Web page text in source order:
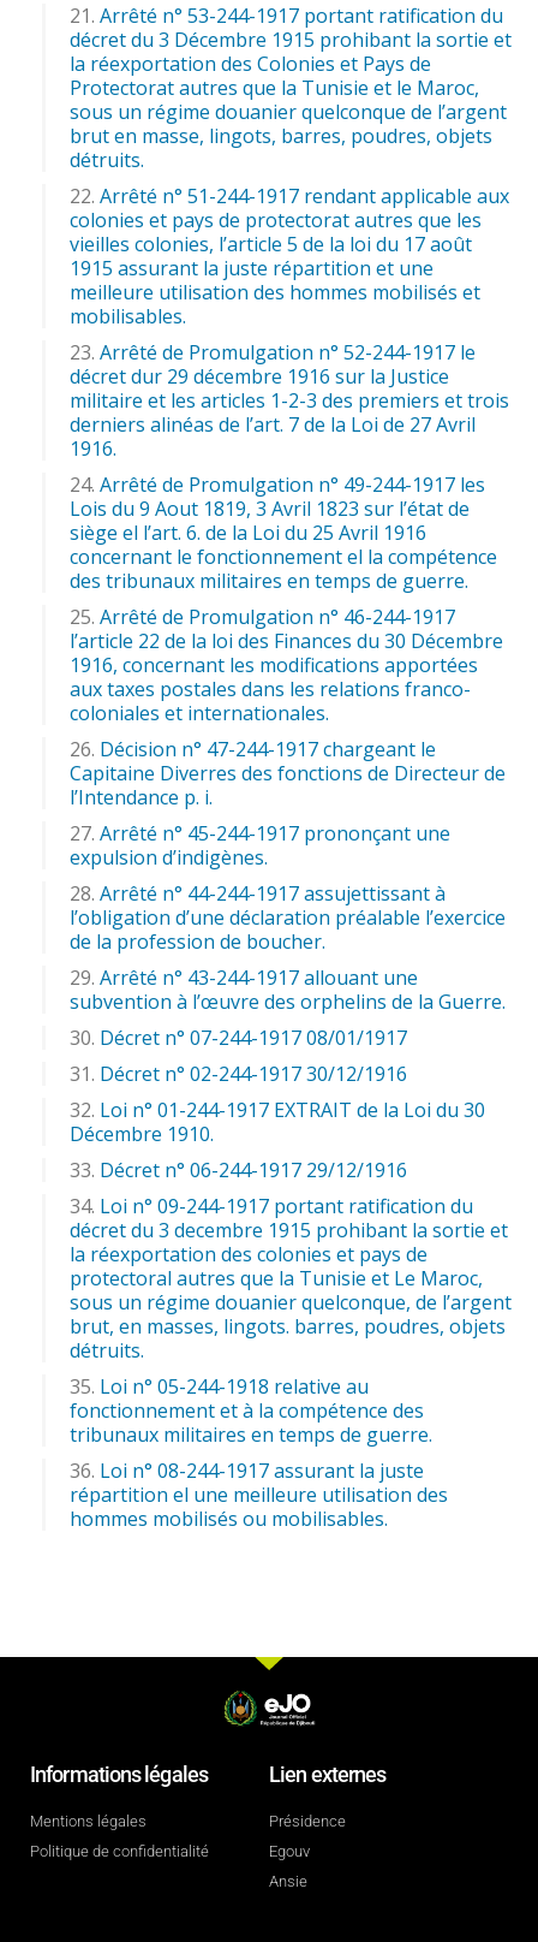
Arrêté n° 53-244-1917 portant ratification du
décret du 3 Décembre 1915 prohibant la sortie et
la réexportation des Colonies et Pays de
Protectorat autres que la Tunisie et le Maroc,
sous un régime douanier quelconque de l’argent
brut en masse, lingots, barres, poudres, objets
détruits.
Arrêté n° 51-244-1917 rendant applicable aux
colonies et pays de protectorat autres que les
vieilles colonies, l’article 5 de la loi du 17 août
1915 assurant la juste répartition et une
meilleure utilisation des hommes mobilisés et
mobilisables.
Arrêté de Promulgation n° 52-244-1917 le
décret dur 29 décembre 1916 sur la Justice
militaire et les articles 1-2-3 des premiers et trois
derniers alinéas de l’art. 7 de la Loi de 27 Avril
1916.
Arrêté de Promulgation n° 49-244-1917 les
Lois du 9 Aout 1819, 3 Avril 1823 sur l’état de
siège el l’art. 6. de la Loi du 25 Avril 1916
concernant le fonctionnement el la compétence
des tribunaux militaires en temps de guerre.
Arrêté de Promulgation n° 46-244-1917
l’article 22 de la loi des Finances du 30 Décembre
1916, concernant les modifications apportées
aux taxes postales dans les relations franco-
coloniales et internationales.
Décision n° 47-244-1917 chargeant le
Capitaine Diverres des fonctions de Directeur de
l’Intendance p. i.
Arrêté n° 45-244-1917 prononçant une
expulsion d’indigènes.
Arrêté n° 44-244-1917 assujettissant à
l’obligation d’une déclaration préalable l’exercice
de la profession de boucher.
Arrêté n° 43-244-1917 allouant une
subvention à l’œuvre des orphelins de la Guerre.
Décret n° 07-244-1917 08/01/1917
Décret n° 02-244-1917 30/12/1916
Loi n° 01-244-1917 EXTRAIT de la Loi du 30
Décembre 1910.
Décret n° 06-244-1917 29/12/1916
Loi n° 09-244-1917 portant ratification du
décret du 3 decembre 1915 prohibant la sortie et
la réexportation des colonies et pays de
protectoral autres que la Tunisie et Le Maroc,
sous un régime douanier quelconque, de l’argent
brut, en masses, lingots. barres, poudres, objets
détruits.
Loi n° 05-244-1918 relative au
fonctionnement et à la compétence des
tribunaux militaires en temps de guerre.
Loi n° 08-244-1917 assurant la juste
répartition el une meilleure utilisation des
hommes mobilisés ou mobilisables.
Informations légales
Mentions légales
Politique de confidentialité
Lien externes
Présidence
Egouv
Ansie